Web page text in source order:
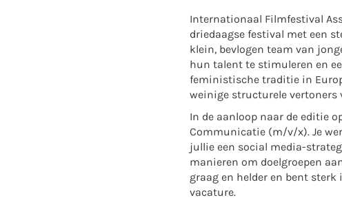
Internationaal Filmfestival
driedaagse festival met een
klein, bevlogen team van
hun talent te stimuleren en
feministische traditie in
weinige structurele
In de aanloop naar de editie
Communicatie (m/v/x). Je
jullie een social media-
manieren om doelgroepen
graag en helder en bent
vacature.